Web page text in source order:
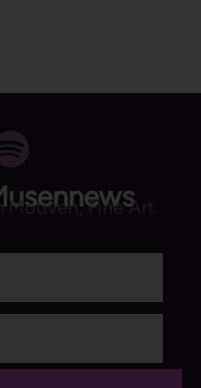
Motiven, Fine Art